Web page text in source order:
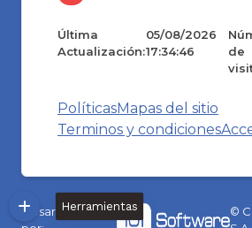
Última
Actualización:
05/08/2026
17:34:46
de
PolíticasMapas del sitio
Terminos y condiciones
Desarrollado
©
Herramientas